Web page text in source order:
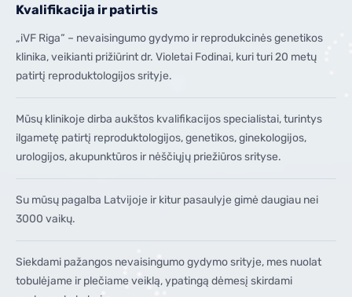
Kvalifikacija ir patirtis
„iVF Riga“ – nevaisingumo gydymo ir reprodukcinės genetikos
klinika, veikianti prižiūrint dr. Violetai Fodinai, kuri turi 20 metų
patirtį reproduktologijos srityje.
Mūsų klinikoje dirba aukštos kvalifikacijos specialistai, turintys
ilgametę patirtį reproduktologijos, genetikos, ginekologijos,
urologijos, akupunktūros ir nėščiųjų priežiūros srityse.
Su mūsų pagalba Latvijoje ir kitur pasaulyje gimė daugiau nei
3000 vaikų.
Siekdami pažangos nevaisingumo gydymo srityje, mes nuolat
tobulėjame ir plečiame veiklą, ypatingą dėmesį skirdami